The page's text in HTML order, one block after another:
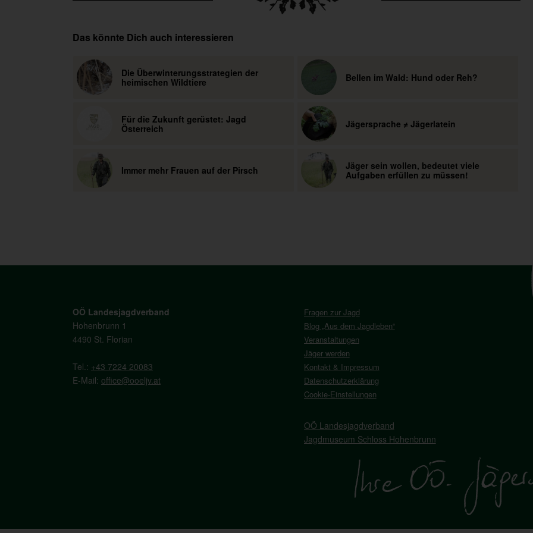
Das könnte Dich auch interessieren
Die Überwinterungsstrategien der
heimischen Wildtiere
Bellen im Wald: Hund oder Reh?
Für die Zukunft gerüstet: Jagd
Österreich
Jägersprache ≠ Jägerlatein
Immer mehr Frauen auf der Pirsch
Jäger sein wollen, bedeutet viele
Aufgaben erfüllen zu müssen!
OÖ Landesjagdverband
Hohenbrunn 1
4490 St. Florian
Tel.: +43 7224 20083
E-Mail: office@ooeljv.at
Fragen zur Jagd
Blog „Aus dem Jagdleben“
Veranstaltungen
Jäger werden
Kontakt & Impressum
Datenschutzerklärung
Cookie-Einstellungen
OÖ Landesjagdverband
Jagdmuseum Schloss Hohenbrunn